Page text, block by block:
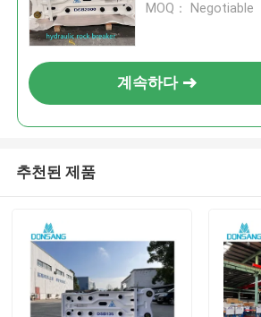
MOQ： Negotiable
계속하다
추천된 제품